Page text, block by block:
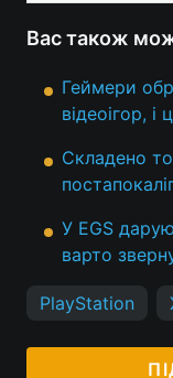
Вас також
Геймери
відеоігор,
Складено
У EGS
варто
PlayStation